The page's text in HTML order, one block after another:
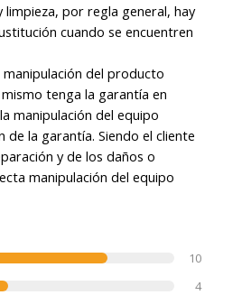
limpieza, por regla general, hay
cuando se encuentren
del producto
tenga la garantía en
manipulación del equipo
de la garantía. Siendo el cliente
y de los daños o
manipulación del equipo
10
4